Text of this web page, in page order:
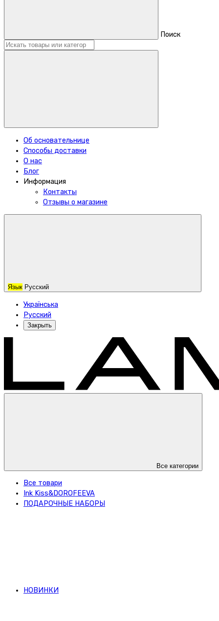
Поиск
Об основательнице
Способы доставки
О нас
Блог
Информация
Контакты
Отзывы о магазине
Язык Русский
Українська
Русский
Закрыть
Все категории
Все товари
Ink Kiss&DOROFEEVA
ПОДАРОЧНЫЕ НАБОРЫ
НОВИНКИ